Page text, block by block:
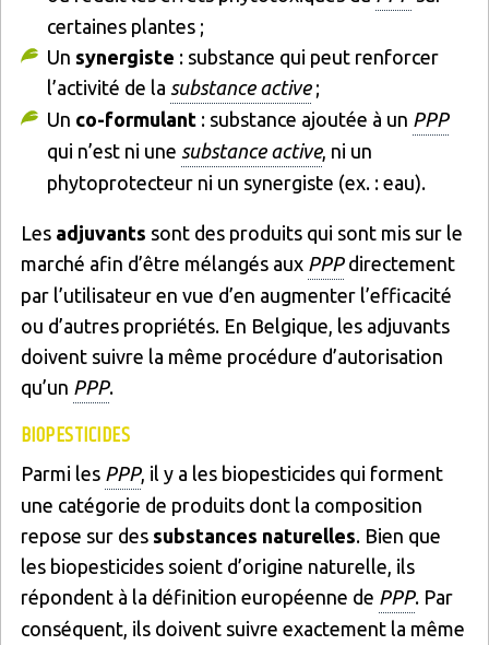
certaines plantes ;
Un synergiste : substance qui peut renforcer
l’activité de la substance active;
Un co-formulant : substance ajoutée à un PPP
qui n’est ni une substance active, ni un
phytoprotecteur ni un synergiste (ex. : eau).
Les adjuvants sont des produits qui sont mis sur le
marché afin d’être mélangés aux PPPdirectement
par l’utilisateur en vue d’en augmenter l’efficacité
ou d’autres propriétés. En Belgique, les adjuvants
doivent suivre la même procédure d’autorisation
qu’un PPP.
BIOPESTICIDES
Parmi les PPP, il y a les biopesticides qui forment
une catégorie de produits dont la composition
repose sur des substances naturelles. Bien que
les biopesticides soient d’origine naturelle, ils
répondent à la définition européenne de PPP. Par
conséquent, ils doivent suivre exactement la même